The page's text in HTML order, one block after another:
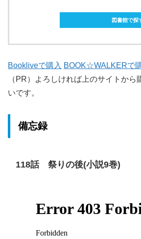
図書館で探
Bookliveで購入 BOOK☆WALKERで
（PR）よろしければ上のサイトから
いです。
備忘録
118話 祭りの後(小説9巻)